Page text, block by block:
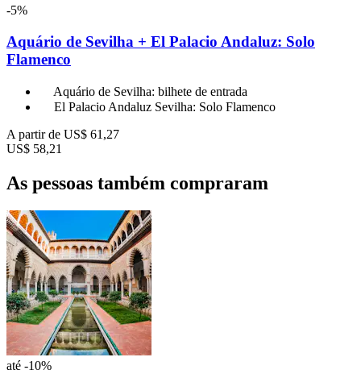
-5%
Aquário de Sevilha + El Palacio Andaluz: Solo
Flamenco
Aquário de Sevilha: bilhete de entrada
El Palacio Andaluz Sevilha: Solo Flamenco
A partir de US$ 61,27
US$ 58,21
As pessoas também compraram
até -10%